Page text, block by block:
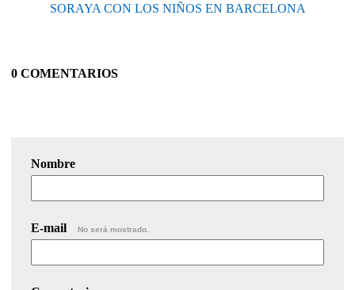
SORAYA CON LOS NIÑOS EN BARCELONA
0 COMENTARIOS
Nombre
E-mail No será mostrado.